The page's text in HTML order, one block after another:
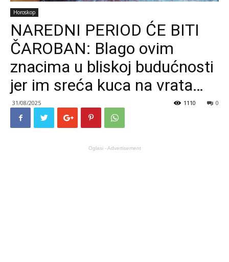
Horoskop
NAREDNI PERIOD ĆE BITI
ČAROBAN: Blago ovim
znacima u bliskoj budućnosti
jer im sreća kuca na vrata…
31/08/2025 0
1110
Oglasi - Advertisement